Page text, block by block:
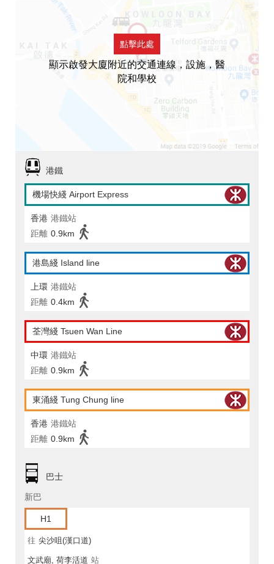
點擊此處
顯示啟發大廈附近的交通連線，設施，醫
院和學校
港鐵
機場快綫 Airport Express
香港 港鐵站
距離 0.9km
港島綫 Island line
上環 港鐵站
距離 0.4km
荃灣綫 Tsuen Wan Line
中環 港鐵站
距離 0.9km
東涌綫 Tung Chung line
香港 港鐵站
距離 0.9km
巴士
新巴
H1
往 尖沙咀(漢口道)
文武廟, 荷李活道 站